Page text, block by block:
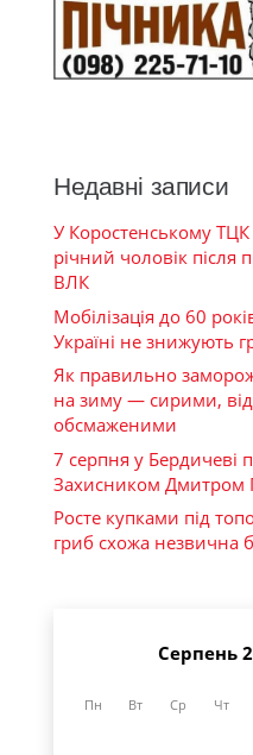
Недавні записи
У Коростенському
річний чоловік після
ВЛК
Мобілізація до 60
Україні не знижують
Як правильно
на зиму — сирими,
обсмаженими
7 серпня у Бердичеві
Захисником Дмитром
Росте купками під
гриб схожа незвична
Серпень
Пн Вт Ср Чт